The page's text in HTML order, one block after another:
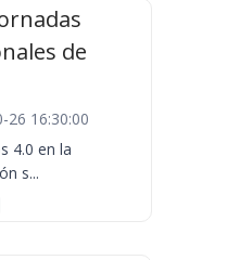
de
26 16:30:00
4.0 en la
s...